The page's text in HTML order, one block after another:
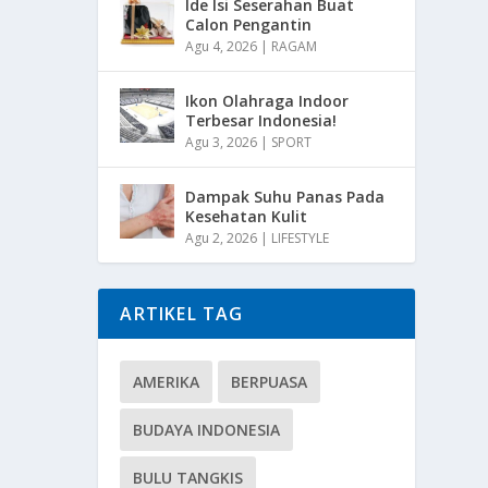
Ide Isi Seserahan Buat
Calon Pengantin
Agu 4, 2026 | RAGAM
Ikon Olahraga Indoor
Terbesar Indonesia!
Agu 3, 2026 | SPORT
Dampak Suhu Panas Pada
Kesehatan Kulit
Agu 2, 2026 | LIFESTYLE
ARTIKEL TAG
AMERIKA BERPUASA
BUDAYA INDONESIA
BULU TANGKIS